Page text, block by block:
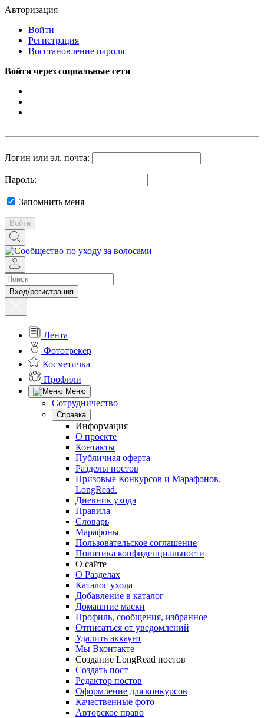
Авторизация
Войти
Регистрация
Восстановление пароля
Войти через социальные сети
Логин или эл. почта:
Пароль:
Запомнить меня
Войти
Вход/регистрация
Лента
Фототрекер
Косметичка
Профили
Меню
Сотрудничество
Справка
Информация
О проекте
Контакты
Публичная оферта
Разделы постов
Призовые Конкурсов и Марафонов.
LongRead.
Дневник ухода
Правила
Словарь
Марафоны
Пользовательское соглашение
Политика конфиденциальности
О сайте
О Разделах
Каталог ухода
Добавление в каталог
Домашние маски
Профиль, сообщения, избранное
Отписаться от уведомлений
Удалить аккаунт
Мы Вконтакте
Создание LongRead постов
Создать пост
Редактор постов
Оформление для конкурсов
Качественные фото
Авторское право